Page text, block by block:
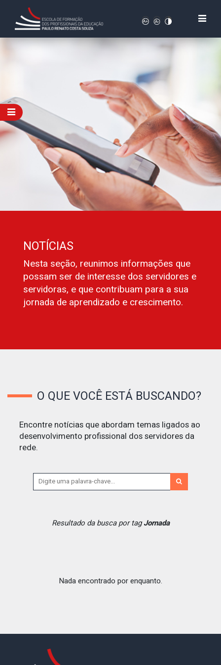
NOTÍCIAS
Nesta seção, reunimos informações que
possam ser de interesse dos servidores e
servidoras, e que contribuam para a sua
jornada de aprendizado e crescimento.
O QUE VOCÊ ESTÁ BUSCANDO?
Encontre notícias que abordam temas ligados ao
desenvolvimento profissional dos servidores da
rede.
Resultado da busca por tagJornada
Nada encontrado por enquanto.